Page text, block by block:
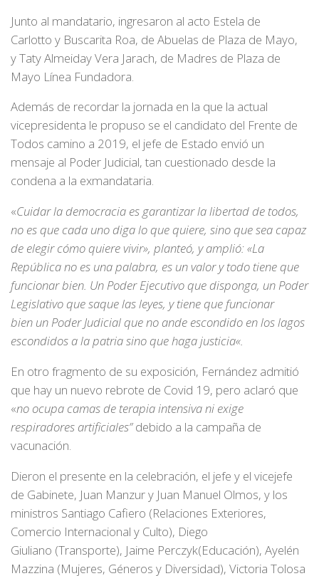
Junto al mandatario, ingresaron al acto Estela de
Carlotto y Buscarita Roa, de Abuelas de Plaza de Mayo,
y Taty Almeiday Vera Jarach, de Madres de Plaza de
Mayo Línea Fundadora.
Además de recordar la jornada en la que la actual
vicepresidenta le propuso se el candidato del Frente de
Todos camino a 2019, el jefe de Estado envió un
mensaje al Poder Judicial, tan cuestionado desde la
condena a la exmandataria.
«Cuidar la democracia es garantizar la libertad de todos,
no es que cada uno diga lo que quiere, sino que sea capaz
de elegir cómo quiere vivir», planteó, y amplió: «La
República no es una palabra, es un valor y todo tiene que
funcionar bien. Un Poder Ejecutivo que disponga, un Poder
Legislativo que saque las leyes, y tiene que funcionar
bien un Poder Judicial que no ande escondido en los lagos
escondidos a la patria sino que haga justicia«.
En otro fragmento de su exposición, Fernández admitió
que hay un nuevo rebrote de Covid 19, pero aclaró que
«no ocupa camas de terapia intensiva ni exige
respiradores artificiales”debido a la campaña de
vacunación.
Dieron el presente en la celebración, el jefe y el vicejefe
de Gabinete, Juan Manzur y Juan Manuel Olmos, y los
ministros Santiago Cafiero (Relaciones Exteriores,
Comercio Internacional y Culto), Diego
Giuliano (Transporte), Jaime Perczyk(Educación), Ayelén
Mazzina (Mujeres, Géneros y Diversidad), Victoria Tolosa